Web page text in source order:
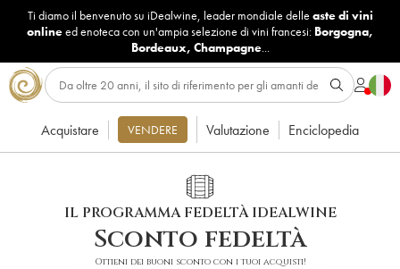
Ti diamo il benvenuto su iDealwine, leader mondiale delle aste di vini
onlineed enoteca con un'ampia selezione di vini francesi: Borgogna,
Bordeaux, Champagne...
Acquistare VENDERE Valutazione Enciclopedia
IL PROGRAMMA FEDELTÀ IDEALWINE
Sconto fedeltà
Ottieni dei buoni sconto con i tuoi acquisti!